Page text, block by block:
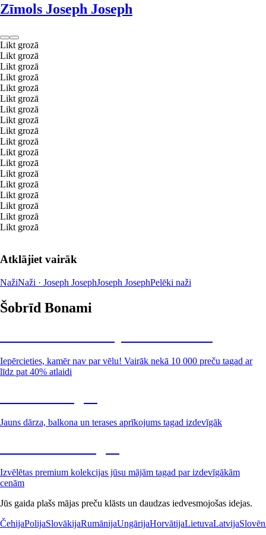
Zīmols Joseph Joseph
Likt grozā
Likt grozā
Likt grozā
Likt grozā
Likt grozā
Likt grozā
Likt grozā
Likt grozā
Likt grozā
Likt grozā
Likt grozā
Likt grozā
Likt grozā
Likt grozā
Likt grozā
Likt grozā
Likt grozā
Likt grozā
Atklājiet vairāk
NažiNaži · Joseph JosephJoseph JosephPelēki naži
Šobrīd Bonami
Iepērcieties, kamēr nav par vēlu! Vairāk nekā 10 000 preču tagad ar
līdz pat 40% atlaidi
Jauns dārza, balkona un terases aprīkojums tagad izdevīgāk
Izvēlētas premium kolekcijas jūsu mājām tagad par izdevīgākām
cenām
Jūs gaida plašs mājas preču klāsts un daudzas iedvesmojošas idejas.
ČehijaPolijaSlovākijaRumānijaUngārijaHorvātijaLietuvaLatvija